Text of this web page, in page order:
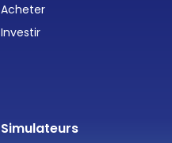
Acheter
Investir
Simulateurs